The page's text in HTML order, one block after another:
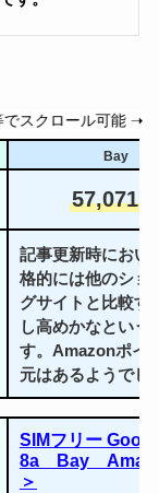
スクロール可能 ➝
Bay
57,071
記事更新時におい
格的には他のショ
グサイトと比較す
し高めかなという
す。Amazonポイ
元はあるようでし
SIMフリー
8a Bay
＞